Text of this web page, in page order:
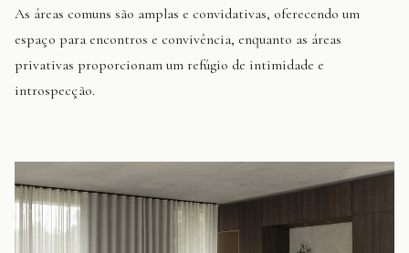
As áreas comuns são amplas e convidativas, oferecendo um
espaço para encontros e convivência, enquanto as áreas
privativas proporcionam um refúgio de intimidade e
introspecção.